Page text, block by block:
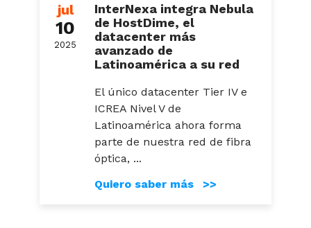
jul
10
2025
InterNexa integra Nebula
de HostDime, el
datacenter más
avanzado de
Latinoamérica a su red
El único datacenter Tier IV e
ICREA Nivel V de
Latinoamérica ahora forma
parte de nuestra red de fibra
óptica, ...
Quiero saber más >>